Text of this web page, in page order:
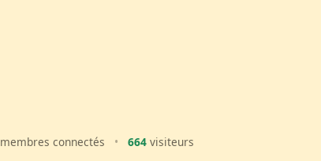
membres connectés • 664 visiteurs